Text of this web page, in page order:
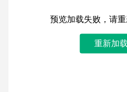
预览加载失败，请
重新加载